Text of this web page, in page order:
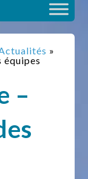
»
équipes
–